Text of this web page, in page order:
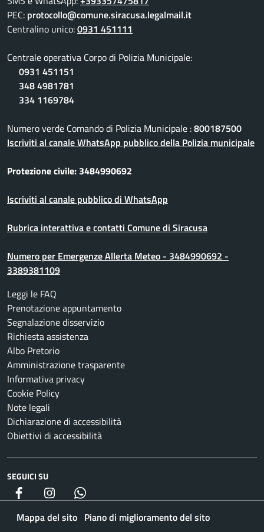
PEC: protocollo@comune.siracusa.legalmail.it
Centralino unico:0931 451111
Centrale operativa Corpo di Polizia Municipale:
0931 451151
348 4981781
334 1169784
Numero verde Comando di Polizia Municipale :800187500
Iscriviti al canale WhatsApp pubblico della Polizia municipale
Protezione civile: 3484990692
Iscriviti al canale pubblico di WhatsApp
Rubrica interattiva e contatti Comune di Siracusa
Numero per Emergenze Allerta Meteo - 3484990692 -
3389381109
Leggi le FAQ
Prenotazione appuntamento
Segnalazione disservizio
Richiesta assistenza
Albo Pretorio
Amministrazione trasparente
Informativa privacy
Cookie Policy
Note legali
Dichiarazione di accessibilità
Obiettivi di accessibilità
SEGUICI SU
Facebook Instagram
Mappa del sito Piano di miglioramento del sito